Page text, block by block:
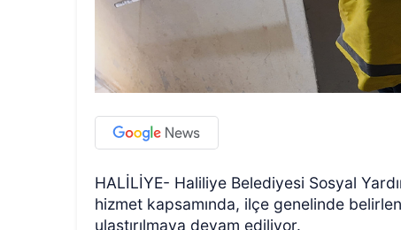
HALİLİYE- Haliliye Belediyesi Sosyal
hizmet kapsamında, ilçe genelinde
ulaştırılmaya devam ediliyor.